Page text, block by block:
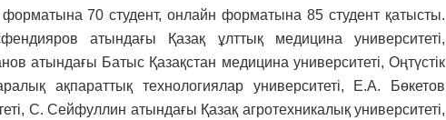
70 студент, онлайн форматына 85 студент қатысты.
атындағы Қазақ ұлттық медицина университеті,
атындағы Батыс Қазақстан медицина университеті, Оңтүстік
ақпараттық технологиялар университеті, Е.А. Бөкетов
С. Сейфуллин атындағы Қазақ агротехникалық университеті,